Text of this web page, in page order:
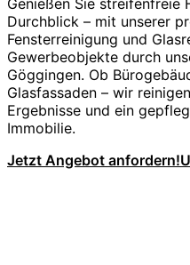
Durchblick – mit unserer
Fensterreinigung und
Gewerbeobjekte durch
Göggingen. Ob
Glasfassaden – wir
Ergebnisse und ein
Immobilie.
Jetzt Angebot anfordern!